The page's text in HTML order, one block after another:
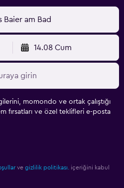
Baier am Bad
14.08 Cum
momondo ve ortak çalıştığı
fırsatları ve özel teklifleri e-posta
ve gizlilik politikası.
içeriğini kabul